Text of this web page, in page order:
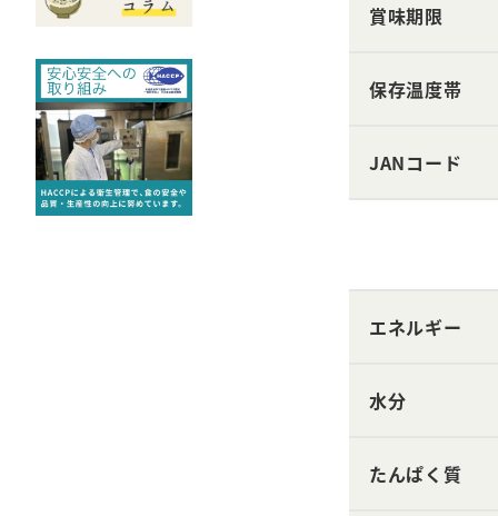
賞味期限
保存温度帯
JANコード
エネルギー
水分
たんぱく質